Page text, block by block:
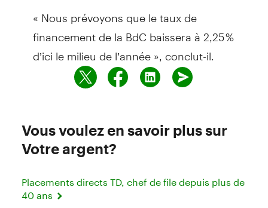
« Nous prévoyons que le taux de
financement de la BdC baissera à 2,25 %
d’ici le milieu de l’année », conclut-il.
Vous voulez en savoir plus sur
Votre argent?
Placements directs TD, chef de file depuis plus de
40 ans